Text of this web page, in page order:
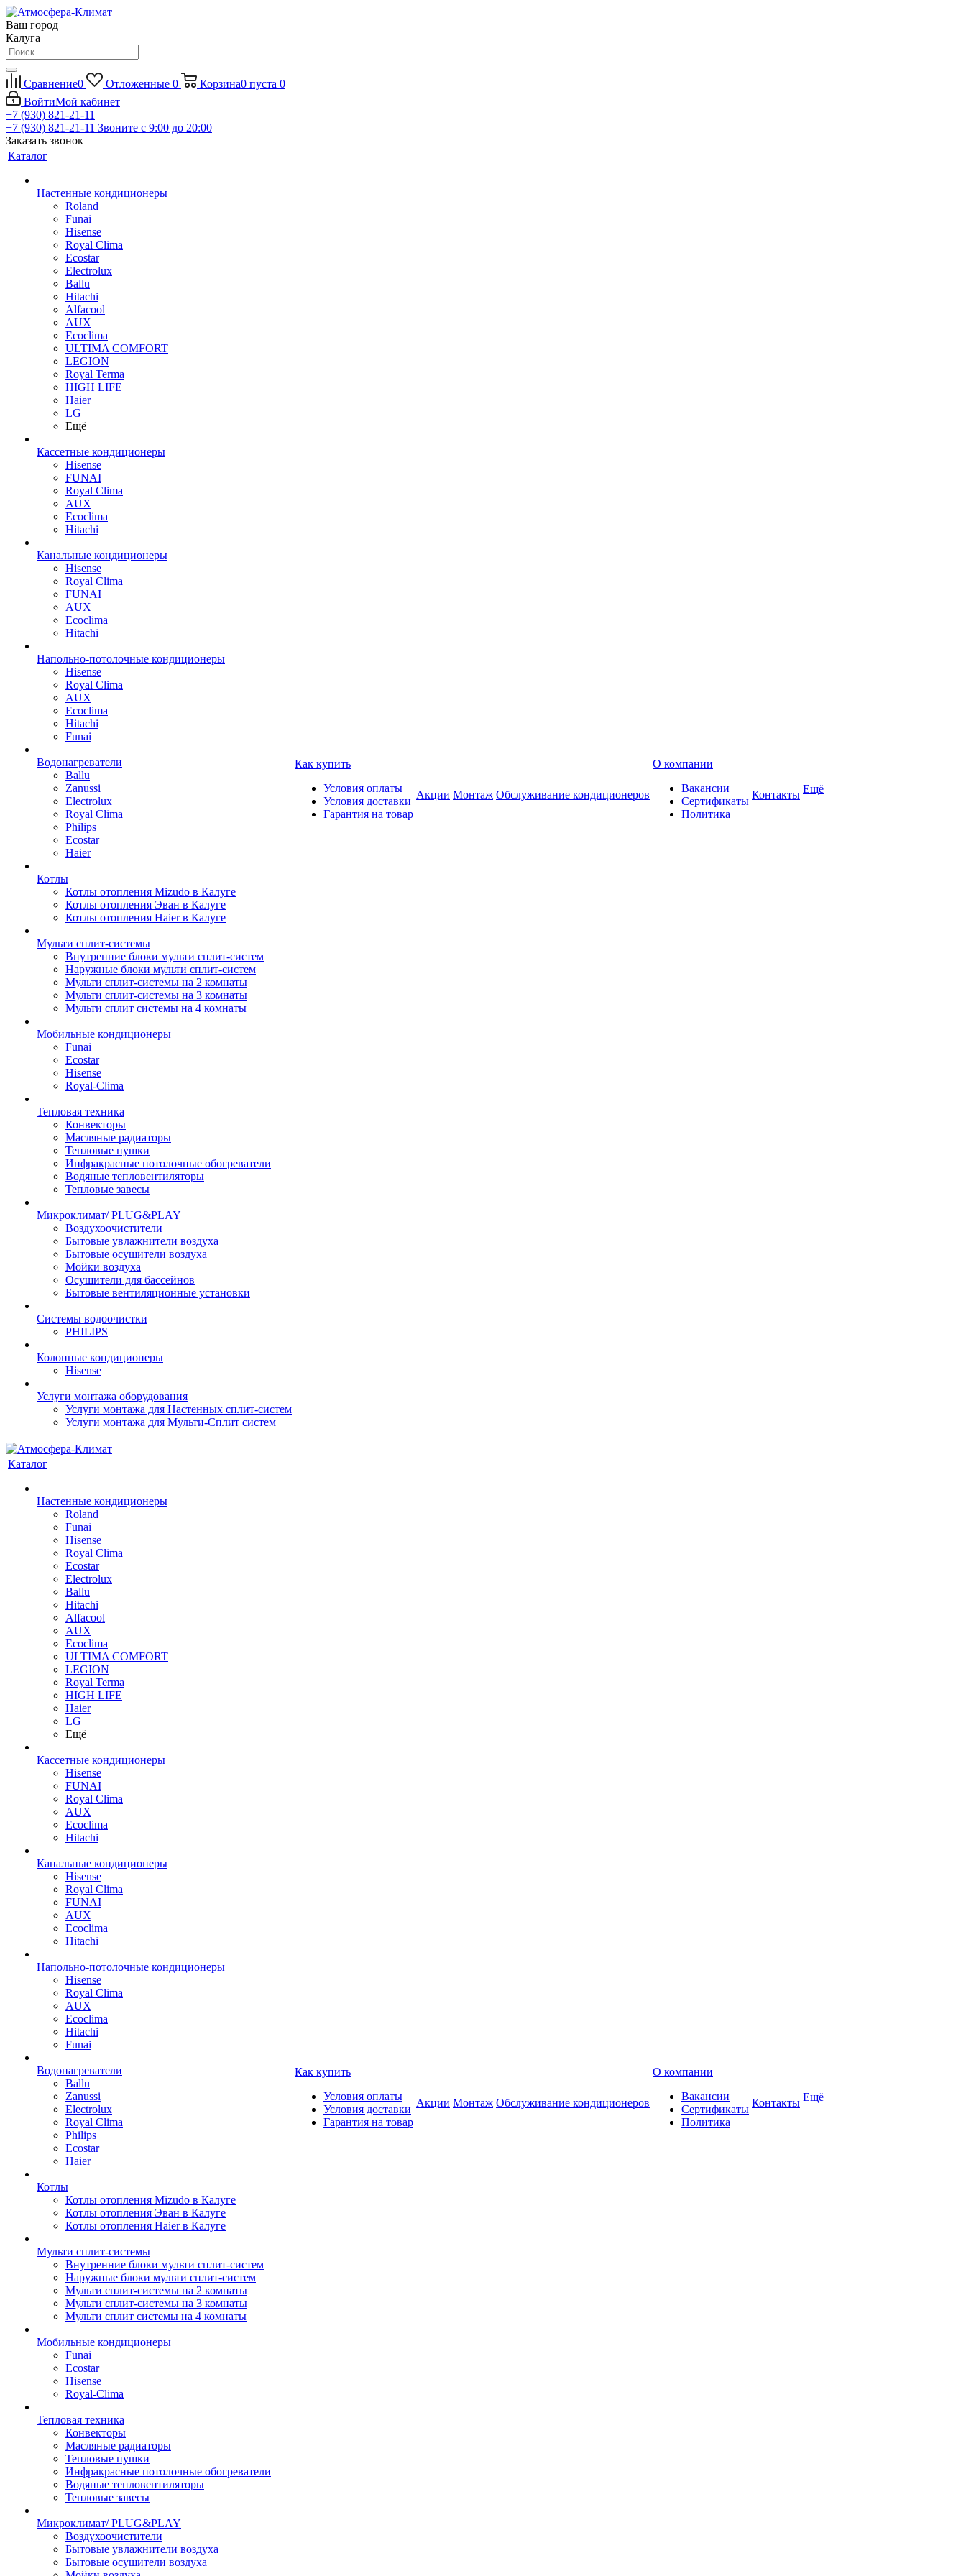
Ваш город
Калуга
Сравнение0 Отложенные 0 Корзина0 пуста 0
ВойтиМой кабинет
+7 (930) 821-21-11
+7 (930) 821-21-11 Звоните с 9:00 до 20:00
Заказать звонок
Каталог
Настенные кондиционеры
Roland
Funai
Hisense
Royal Clima
Ecostar
Electrolux
Ballu
Hitachi
Alfacool
AUX
Ecoclima
ULTIMA COMFORT
LEGION
Royal Terma
HIGH LIFE
Haier
LG
Ещё
Кассетные кондиционеры
Hisense
FUNAI
Royal Clima
AUX
Ecoclima
Hitachi
Канальные кондиционеры
Hisense
Royal Clima
FUNAI
AUX
Ecoclima
Hitachi
Напольно-потолочные кондиционеры
Hisense
Royal Clima
AUX
Ecoclima
Hitachi
Funai
Водонагреватели
Ballu
Zanussi
Electrolux
Royal Clima
Philips
Ecostar
Haier
Котлы
Котлы отопления Mizudo в Калуге
Котлы отопления Эван в Калуге
Котлы отопления Haier в Калуге
Мульти сплит-системы
Внутренние блоки мульти сплит-систем
Наружные блоки мульти сплит-систем
Мульти сплит-системы на 2 комнаты
Мульти сплит-системы на 3 комнаты
Мульти сплит системы на 4 комнаты
Мобильные кондиционеры
Funai
Ecostar
Hisense
Royal-Clima
Тепловая техника
Конвекторы
Масляные радиаторы
Тепловые пушки
Инфракрасные потолочные обогреватели
Водяные тепловентиляторы
Тепловые завесы
Микроклимат/ PLUG&PLAY
Воздухоочистители
Бытовые увлажнители воздуха
Бытовые осушители воздуха
Мойки воздуха
Осушители для бассейнов
Бытовые вентиляционные установки
Системы водоочистки
PHILIPS
Колонные кондиционеры
Hisense
Услуги монтажа оборудования
Услуги монтажа для Настенных сплит-систем
Услуги монтажа для Мульти-Сплит систем
Как купить
Условия оплаты
Условия доставки
Гарантия на товар
Акции Монтаж Обслуживание кондиционеров
О компании
Вакансии
Сертификаты
Политика
Контакты Ещё
Каталог
Настенные кондиционеры
Roland
Funai
Hisense
Royal Clima
Ecostar
Electrolux
Ballu
Hitachi
Alfacool
AUX
Ecoclima
ULTIMA COMFORT
LEGION
Royal Terma
HIGH LIFE
Haier
LG
Ещё
Кассетные кондиционеры
Hisense
FUNAI
Royal Clima
AUX
Ecoclima
Hitachi
Канальные кондиционеры
Hisense
Royal Clima
FUNAI
AUX
Ecoclima
Hitachi
Напольно-потолочные кондиционеры
Hisense
Royal Clima
AUX
Ecoclima
Hitachi
Funai
Водонагреватели
Ballu
Zanussi
Electrolux
Royal Clima
Philips
Ecostar
Haier
Котлы
Котлы отопления Mizudo в Калуге
Котлы отопления Эван в Калуге
Котлы отопления Haier в Калуге
Мульти сплит-системы
Внутренние блоки мульти сплит-систем
Наружные блоки мульти сплит-систем
Мульти сплит-системы на 2 комнаты
Мульти сплит-системы на 3 комнаты
Мульти сплит системы на 4 комнаты
Мобильные кондиционеры
Funai
Ecostar
Hisense
Royal-Clima
Тепловая техника
Конвекторы
Масляные радиаторы
Тепловые пушки
Инфракрасные потолочные обогреватели
Водяные тепловентиляторы
Тепловые завесы
Микроклимат/ PLUG&PLAY
Воздухоочистители
Бытовые увлажнители воздуха
Бытовые осушители воздуха
Как купить
Условия оплаты
Условия доставки
Гарантия на товар
Акции Монтаж Обслуживание кондиционеров
О компании
Вакансии
Сертификаты
Политика
Контакты Ещё